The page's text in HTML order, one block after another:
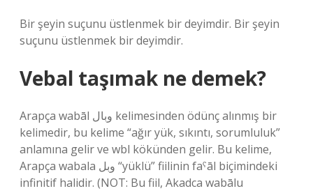
Bir şeyin suçunu üstlenmek bir deyimdir. Bir şeyin
suçunu üstlenmek bir deyimdir.
Vebal taşımak ne demek?
Arapça wabāl وبال kelimesinden ödünç alınmış bir
kelimedir, bu kelime “ağır yük, sıkıntı, sorumluluk”
anlamına gelir ve wbl kökünden gelir. Bu kelime,
Arapça wabala وبل “yüklü” fiilinin faˁāl biçimindeki
infinitif halidir. (NOT: Bu fiil, Akadca wabālu